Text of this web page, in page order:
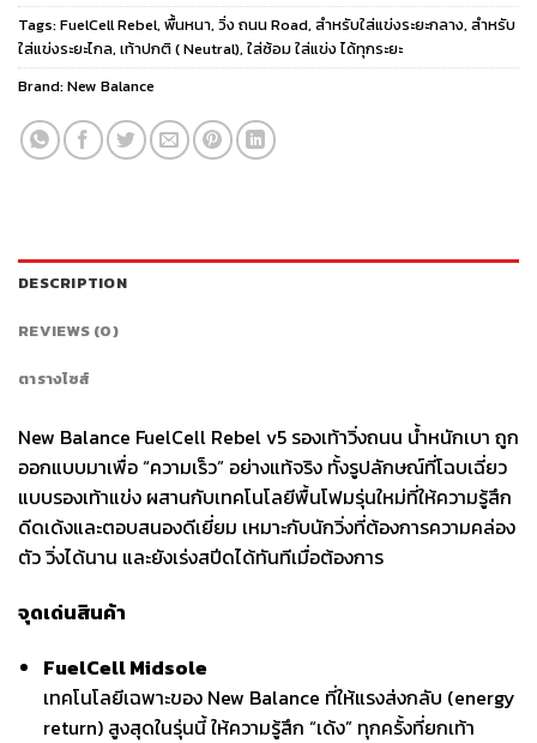
Tags:FuelCell Rebel, พื้นหนา, วิ่ง ถนน Road, สำหรับใส่แข่งระยะกลาง, สำหรับ
ใส่แข่งระยะไกล, เท้าปกติ ( Neutral), ใส่ซ้อม ใส่แข่ง ได้ทุกระยะ
Brand:New Balance
DESCRIPTION
REVIEWS (0)
ตารางไซส์
New Balance FuelCell Rebel v5 รองเท้าวิ่งถนน น้ำหนักเบา ถูก
ออกแบบมาเพื่อ “ความเร็ว” อย่างแท้จริง ทั้งรูปลักษณ์ที่โฉบเฉี่ยว
แบบรองเท้าแข่ง ผสานกับเทคโนโลยีพื้นโฟมรุ่นใหม่ที่ให้ความรู้สึก
ดีดเด้งและตอบสนองดีเยี่ยม เหมาะกับนักวิ่งที่ต้องการความคล่อง
ตัว วิ่งได้นาน และยังเร่งสปีดได้ทันทีเมื่อต้องการ
จุดเด่นสินค้า
FuelCell Midsole
เทคโนโลยีเฉพาะของ New Balance ที่ให้แรงส่งกลับ (energy
return) สูงสุดในรุ่นนี้ ให้ความรู้สึก “เด้ง” ทุกครั้งที่ยกเท้า